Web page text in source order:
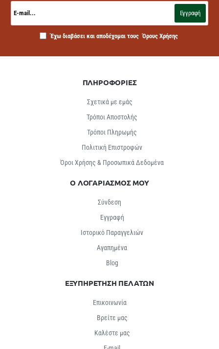
E-
mail...
Εγγραφή
Έχω διαβάσει και αποδέχομαι τους Όρους Χρήσης
ΠΛΗΡΟΦΟΡΙΕΣ
Σχετικά με εμάς
Τρόποι Αποστολής
Τρόποι Πληρωμής
Πολιτική Επιστροφών
Όροι Χρήσης & Προσωπικά Δεδομένα
Ο ΛΟΓΑΡΙΑΣΜΟΣ ΜΟΥ
Σύνδεση
Εγγραφή
Ιστορικό Παραγγελιών
Αγαπημένα
Βlog
ΕΞΥΠΗΡΕΤΗΣΗ ΠΕΛΑΤΩΝ
Επικοινωνία
Βρείτε μας
Καλέστε μας